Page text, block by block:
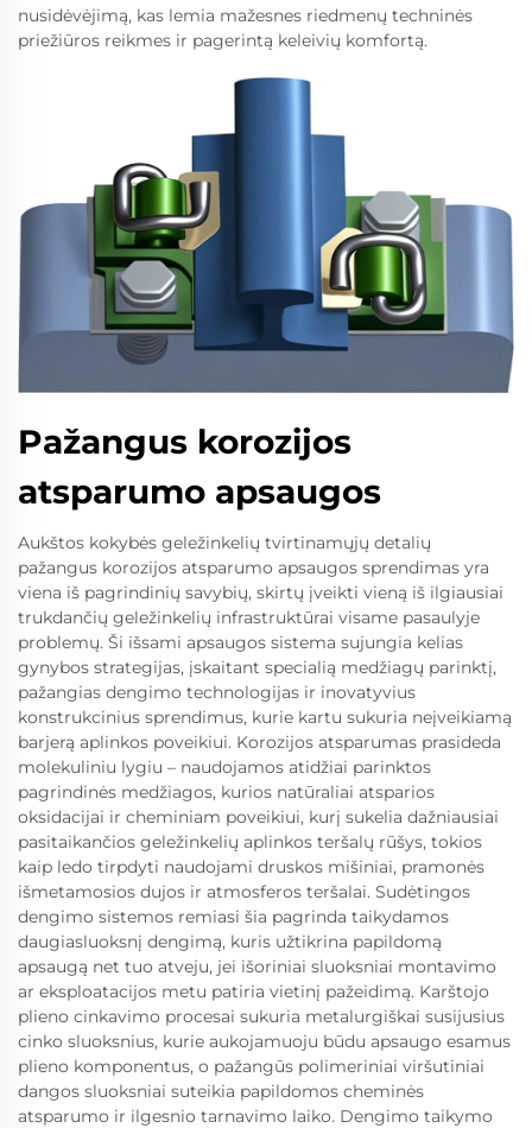
nusidėvėjimą, kas lemia mažesnes riedmenų techninės
priežiūros reikmes ir pagerintą keleivių komfortą.
Pažangus korozijos
atsparumo apsaugos
Aukštos kokybės geležinkelių tvirtinamųjų detalių
pažangus korozijos atsparumo apsaugos sprendimas yra
viena iš pagrindinių savybių, skirtų įveikti vieną iš ilgiausiai
trukdančių geležinkelių infrastruktūrai visame pasaulyje
problemų. Ši išsami apsaugos sistema sujungia kelias
gynybos strategijas, įskaitant specialią medžiagų parinktį,
pažangias dengimo technologijas ir inovatyvius
konstrukcinius sprendimus, kurie kartu sukuria neįveikiamą
barjerą aplinkos poveikiui. Korozijos atsparumas prasideda
molekuliniu lygiu – naudojamos atidžiai parinktos
pagrindinės medžiagos, kurios natūraliai atsparios
oksidacijai ir cheminiam poveikiui, kurį sukelia dažniausiai
pasitaikančios geležinkelių aplinkos teršalų rūšys, tokios
kaip ledo tirpdyti naudojami druskos mišiniai, pramonės
išmetamosios dujos ir atmosferos teršalai. Sudėtingos
dengimo sistemos remiasi šia pagrinda taikydamos
daugiasluoksnį dengimą, kuris užtikrina papildomą
apsaugą net tuo atveju, jei išoriniai sluoksniai montavimo
ar eksploatacijos metu patiria vietinį pažeidimą. Karštojo
plieno cinkavimo procesai sukuria metalurgiškai susijusius
cinko sluoksnius, kurie aukojamuoju būdu apsaugo esamus
plieno komponentus, o pažangūs polimeriniai viršutiniai
dangos sluoksniai suteikia papildomos cheminės
atsparumo ir ilgesnio tarnavimo laiko. Dengimo taikymo